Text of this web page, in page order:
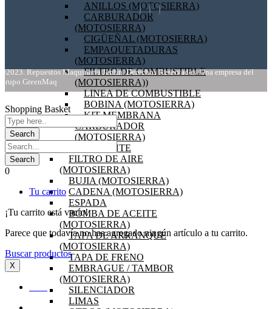
ANILLOS (MOTOSIERRA)
CARBURADOR
(MOTOSIERRA)
CIGÜEÑAL (MOTOSIERRA)
EMPAQUETADURAS
(MOTOSIERRA)
FILTRO DE COMBUSTIBLE
(MOTOSIERRA))
LINEA DE COMBUSTIBLE
BOBINA (MOTOSIERRA)
KIT MEMBRANA
CARBURADOR
(MOTOSIERRA)
VOLANTE
FILTRO DE AIRE
(MOTOSIERRA)
BUJIA (MOTOSIERRA)
CADENA (MOTOSIERRA)
ESPADA
BOMBA DE ACEITE
(MOTOSIERRA)
TAPA DE ARRANQUE
(MOTOSIERRA)
TAPA DE FRENO
EMBRAGUE / TAMBOR
(MOTOSIERRA)
SILENCIADOR
LIMAS
©2023. Repuestos Maquinaria Jardín. Derechos Reservados. Una empresa del
Grupo GreenMaq
Shopping Basket
0
Tu carrito
¡Tu carrito está vacío!
Parece que todavía no has agregado ningún artículo a tu carrito.
Buscar productos
X